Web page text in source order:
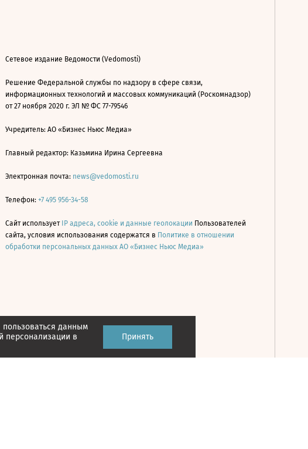
данным
персонализации в
Принять
Сетевое издание Ведомости (Vedomosti)
Решение Федеральной службы по надзору в сфере связи,
информационных технологий и массовых коммуникаций (Роскомнадзор)
от 27 ноября 2020 г. ЭЛ № ФС 77-79546
Учредитель: АО «Бизнес Ньюс Медиа»
Главный редактор: Казьмина Ирина Сергеевна
Электронная почта: news@vedomosti.ru
Телефон: +7 495 956-34-58
Сайт использует IP адреса, cookie и данные геолокации Пользователей
сайта, условия использования содержатся в Политике в отношении
обработки персональных данных АО «Бизнес Ньюс Медиа»